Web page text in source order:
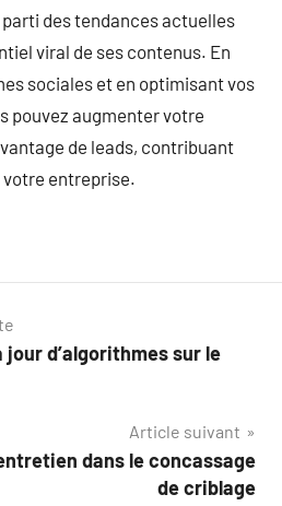
des tendances actuelles
viral de ses contenus. En
sociales et en optimisant vos
pouvez augmenter votre
de leads, contribuant
votre entreprise.
jour d’algorithmes sur le
Article suivant
dans le concassage
de criblage